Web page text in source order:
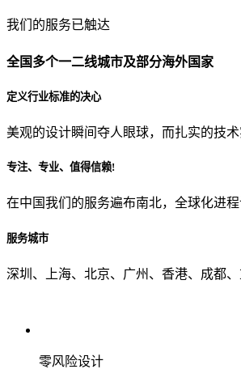
贵公司预算范围是？
贵公司的团队规模是？
从哪里了解到我们？
我们的服务已触达
全国多个一二线城市及部分海外国家
定义行业标准的决心
美观的设计瞬间夺人眼球，而扎实的技
专注、专业、值得信赖!
在中国我们的服务遍布南北，全球化进
服务城市
深圳、上海、北京、广州、香港、成都
零风险设计